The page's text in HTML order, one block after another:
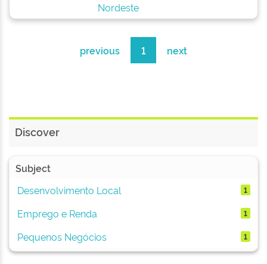
Nordeste
previous 1 next
Discover
Subject
Desenvolvimento Local
1
Emprego e Renda 1
Pequenos Negócios 1